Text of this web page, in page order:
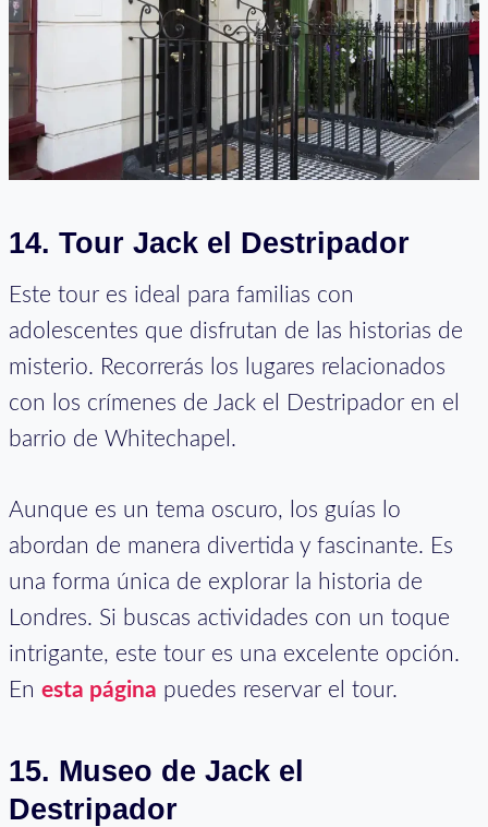
14. Tour Jack el Destripador
Este tour es ideal para familias con
adolescentes que disfrutan de las historias de
misterio. Recorrerás los lugares relacionados
con los crímenes de Jack el Destripador en el
barrio de Whitechapel.
Aunque es un tema oscuro, los guías lo
abordan de manera divertida y fascinante. Es
una forma única de explorar la historia de
Londres. Si buscas actividades con un toque
intrigante, este tour es una excelente opción.
En esta página puedes reservar el tour.
15. Museo de Jack el
Destripador